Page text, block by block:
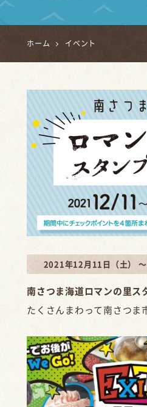
ホーム イベント
2021年12月11日（土）
南さつま海道ロマンの里
たくさんまわって南さつま